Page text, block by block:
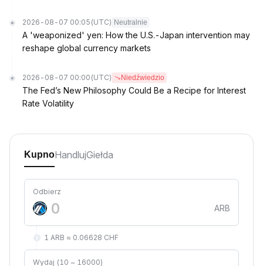
2026-08-07 00:05 (UTC) Neutralnie
A 'weaponized' yen: How the U.S.-Japan intervention may
reshape global currency markets
2026-08-07 00:00 (UTC) Niedźwiedzio
The Fed’s New Philosophy Could Be a Recipe for Interest
Rate Volatility
KupnoHandlujGiełda
Odbierz
ARB
1 ARB ≈ 0.06628 CHF
Wydaj (10 ~ 16000)